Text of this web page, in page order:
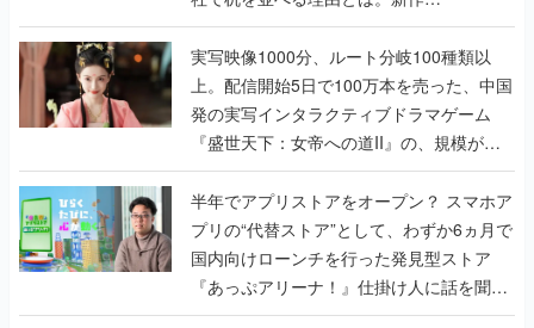
『TATSUJIN EXTREME』で初タッグを組
んだレジェンド2人に訊く開発秘話
実写映像1000分、ルート分岐100種類以
上。配信開始5日で100万本を売った、中国
発の実写インタラクティブドラマゲーム
『盛世天下：女帝への道II』の、規模が違
うこだわりをプロデューサーに聞いた
半年でアプリストアをオープン？ スマホア
プリの“代替ストア”として、わずか6ヵ月で
国内向けローンチを行った発見型ストア
『あっぷアリーナ！』仕掛け人に話を聞い
てみた